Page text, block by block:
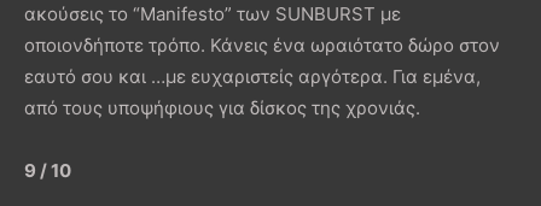
ακούσεις το “Manifesto” των SUNBURST με
οποιονδήποτε τρόπο. Κάνεις ένα ωραιότατο δώρο στον
εαυτό σου και …με ευχαριστείς αργότερα. Για εμένα,
από τους υποψήφιους για δίσκος της χρονιάς.
9 / 10